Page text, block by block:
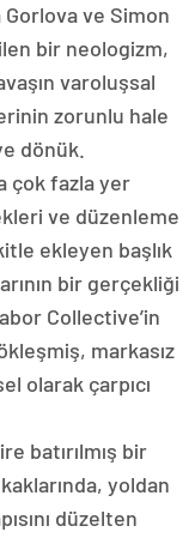
Gorlova ve Simon
bir neologizm,
varoluşsal
zorunlu hale
dönük.
çok fazla yer
ve düzenleme
ekleyen başlık
bir gerçekliği
Collective’in
markasız
olarak çarpıcı
batırılmış bir
yoldan
düzelten